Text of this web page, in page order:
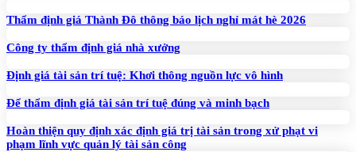
Thẩm định giá Thành Đô thông báo lịch nghỉ mát hè 2026
Công ty thẩm định giá nhà xưởng
Định giá tài sản trí tuệ: Khơi thông nguồn lực vô hình
Để thẩm định giá tài sản trí tuệ đúng và minh bạch
Hoàn thiện quy định xác định giá trị tài sản trong xử phạt vi
phạm lĩnh vực quản lý tài sản công